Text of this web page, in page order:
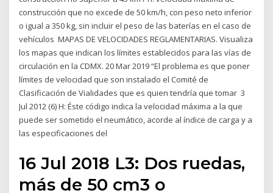
construcción que no excede de 50 km/h, con peso neto inferior
o igual a 350 kg, sin incluir el peso de las baterías en el caso de
vehículos MAPAS DE VELOCIDADES REGLAMENTARIAS. Visualiza
los mapas que indican los límites establecidos para las vías de
circulación en la CDMX. 20 Mar 2019 “El problema es que poner
límites de velocidad que son instalado el Comité de
Clasificación de Vialidades que es quien tendría que tomar 3
Jul 2012 (6) H: Éste código indica la velocidad máxima a la que
puede ser sometido el neumático, acorde al índice de carga y a
las especificaciones del
16 Jul 2018 L3: Dos ruedas,
más de 50 cm3 o